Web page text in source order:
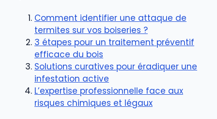
Comment identifier une attaque de
termites sur vos boiseries ?
3 étapes pour un traitement préventif
efficace du bois
Solutions curatives pour éradiquer une
infestation active
L’expertise professionnelle face aux
risques chimiques et légaux